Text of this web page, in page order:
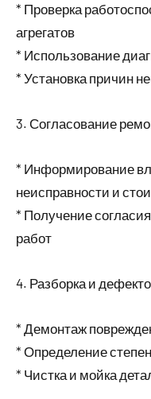
* Проверка
агрегатов
* Использование
* Установка причин
3. Согласование
* Информирование
неисправности и
* Получение
работ
4. Разборка и
* Демонтаж
* Определение
* Чистка и мойка